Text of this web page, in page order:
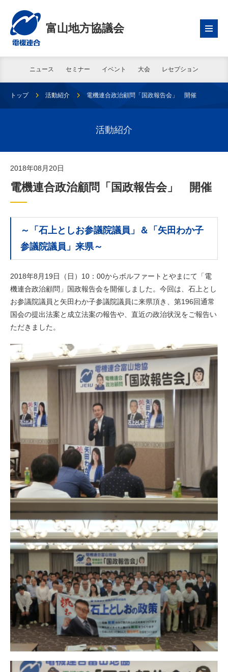
富山地方協議会
ニュース セミナー イベント 大会 レセプション
トップ 活動紹介 電機連合政治顧問「国政報告会」 開催
活動紹介
2018年08月20日
電機連合政治顧問「国政報告会」 開催
～「石上としお参議院議員」＆「矢田わか子
参議院議員」来県～
2018年8月19日（日）10：00からボルファートとやまにて「電
機連合政治顧問」国政報告会を開催しました。今回は、石上とし
お参議院議員と矢田わか子参議院議員に来県頂き、第196回通常
国会の提出法案と成立法案の報告や、直近の政治状況をご報告い
ただきました。